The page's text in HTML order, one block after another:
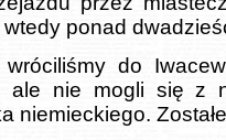
wtedy ponad
do
ale nie mogli się z
niemieckiego.